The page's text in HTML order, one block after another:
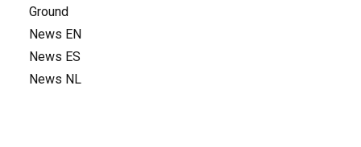
Ground
News EN
News ES
News NL